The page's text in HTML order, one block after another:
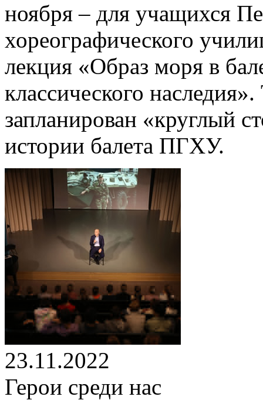
ноября – для учащихся
хореографического
лекция «Образ моря в
классического
запланирован «круглый
истории балета ПГХУ.
23.11.2022
Герои среди нас